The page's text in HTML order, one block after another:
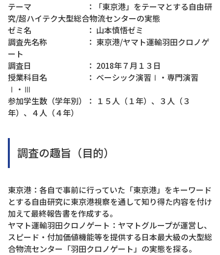
テーマ ：「東京港」をテーマとする自由研
究/超ハイテク大型総合物流センターの実態
ゼミ名 ： 山本慎悟ゼミ
調査先名称 ： 東京港/ヤマト運輸羽田クロノゲ
ート
調査日 ： 2018年７月１３日
授業科目名 ： ベーシック演習Ⅰ・専門演習
Ⅰ・Ⅲ
参加学生数（学年別）： １５人（１年）、３人（３
年）、４人（４年）
調査の趣旨（目的）
東京港：各自で事前に行っていた「東京港」をキーワード
とする自由研究に東京港視察を通して知り得た内容を付け
加えて最終報告書を作成する。
ヤマト運輸羽田クロノゲート：ヤマトグループが運営し、
スピード・付加価値機能等を提供する日本最大級の大型総
合物流センター「羽田クロノゲート」の実態を探る。